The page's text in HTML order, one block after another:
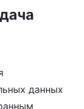
данных